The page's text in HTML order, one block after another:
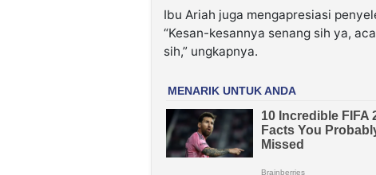
Ibu Ariah juga mengapresiasi
“Kesan-kesannya senang sih ya,
sih,” ungkapnya.